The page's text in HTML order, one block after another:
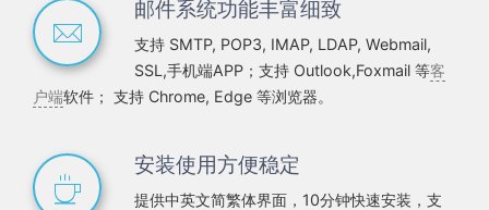
邮件系统功能丰富细致
支持 SMTP, POP3, IMAP, LDAP, Webmail,
SSL,手机端APP；支持 Outlook,Foxmail 等客
户端软件； 支持 Chrome, Edge 等浏览器。
安装使用方便稳定
提供中英文简繁体界面，10分钟快速安装，支